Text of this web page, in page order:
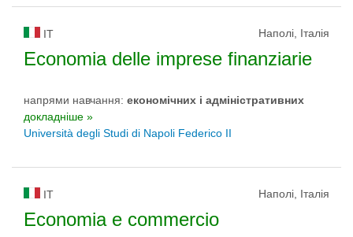
IT Наполі, Італія
Economia delle imprese finanziarie
напрями навчання: економічних і адміністративних
докладніше »
Università degli Studi di Napoli Federico II
IT Наполі, Італія
Economia e commercio